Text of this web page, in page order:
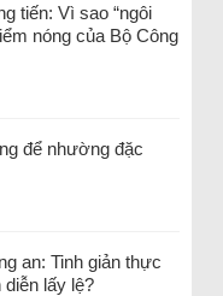
tiến: Vì sao “ngôi
nóng của Bộ Công
để nhường đặc
an: Tinh giản thực
lấy lệ?